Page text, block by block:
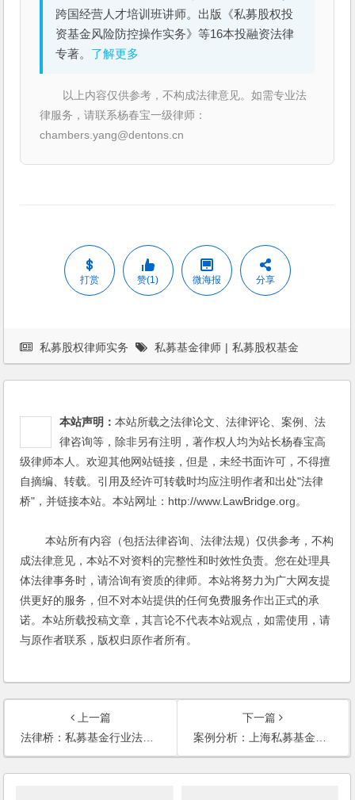
跨国经营人才培训班讲师。出版《私募股权投
资基金风险防控操作实务》等16本投融资法律
专著。 了解更多
以上内容仅供参考，不构成法律意见。如需专业法
律服务，请联系杨春宝一级律师：
chambers.yang@dentons.cn
打赏 赞(1) 微海报 分享
私募股权律师实务 私募基金律师 | 私募股权基金
本站声明：本站所载之法律论文、法律评论、案例、法
律咨询等，除非另有注明，著作权人均为站长杨春宝高
级律师本人。欢迎其他网站链接，但是，未经书面许可，不得擅
自摘编、转载。引用及经许可转载时均应注明作者和出处"法律
桥"，并链接本站。本站网址：http://www.LawBridge.org。
本站所有内容（包括法律咨询、法律法规）仅供参考，不构
成法律意见，本站不对资料的完整性和时效性负责。您在处理具
体法律事务时，请洽询有资质的律师。本站将努力为广大网友提
供更好的服务，但不对本站提供的任何免费服务作出正式的承
诺。本站所载投稿文章，其言论不代表本站观点，如需使用，请
与原作者联系，版权归原作者所有。
上一篇
法律桥：私募基金行业法律动态（2024年1月/总第71期）
下一篇
案例分析：上海私募基金律师详解未履行投资者适当性义务的法律后果